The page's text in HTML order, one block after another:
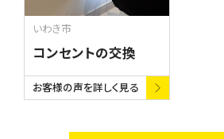
コンセントの交換
いわき市
お客様の声を詳しく見る